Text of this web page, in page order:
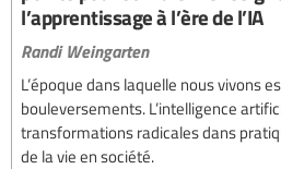
l’apprentissage à l’ère de l’IA
Randi Weingarten
L’époque dans laquelle nous vivons
bouleversements. L’intelligence
transformations radicales dans
de la vie en société.